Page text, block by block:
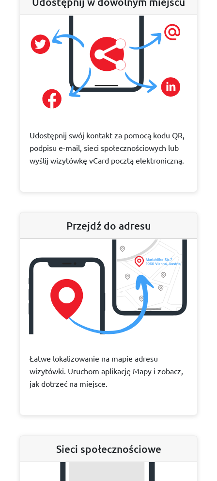
Udostępnij swój kontakt za pomocą kodu QR,
podpisu e-mail, sieci społecznościowych lub
wyślij wizytówkę vCard pocztą elektroniczną.
Przejdź do adresu
Łatwe lokalizowanie na mapie adresu
wizytówki. Uruchom aplikację Mapy i zobacz,
jak dotrzeć na miejsce.
Sieci społecznościowe